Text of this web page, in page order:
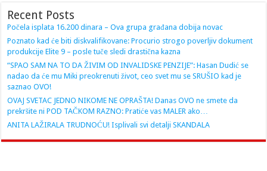
Recent Posts
Počela isplata 16.200 dinara – Ova grupa građana dobija novac
Poznato kad će biti diskvalifikovane: Procurio strogo poverljiv dokument
produkcije Elite 9 – posle tuče sledi drastična kazna
“SPAO SAM NA TO DA ŽIVIM OD INVALIDSKE PENZIJE”: Hasan Dudić se
nadao da će mu Miki preokrenuti život, ceo svet mu se SRUŠIO kad je
saznao OVO!
OVAJ SVETAC JEDNO NIKOME NE OPRAŠTA! Danas OVO ne smete da
prekršite ni POD TAČKOM RAZNO: Pratiće vas MALER ako…
ANITA LAŽIRALA TRUDNOĆU! Isplivali svi detalji SKANDALA